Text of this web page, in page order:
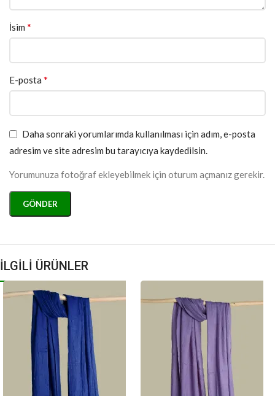
İsim *
E-posta *
Daha sonraki yorumlarımda kullanılması için adım, e-posta
adresim ve site adresim bu tarayıcıya kaydedilsin.
Yorumunuza fotoğraf ekleyebilmek için oturum açmanız gerekir.
İLGİLİ ÜRÜNLER